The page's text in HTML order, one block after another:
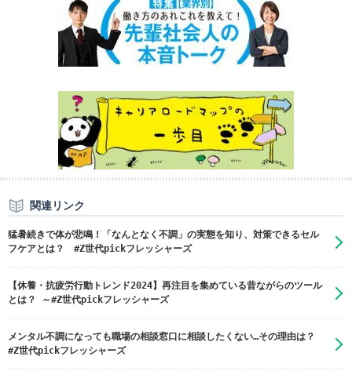
関連リンク
猛暑続きで体が悲鳴！「なんとなく不調」の実態を知り、対策できるセル
フケアとは？ #Z世代pickフレッシャーズ
【休養・抗疲労行動トレンド2024】再注目を集めている昔ながらのツール
とは？ ～#Z世代pickフレッシャーズ
メンタル不調になっても職場の相談窓口に相談したくない…その理由は？
#Z世代pickフレッシャーズ